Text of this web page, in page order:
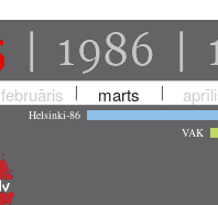
februāris marts
Helsinki-86
VAK